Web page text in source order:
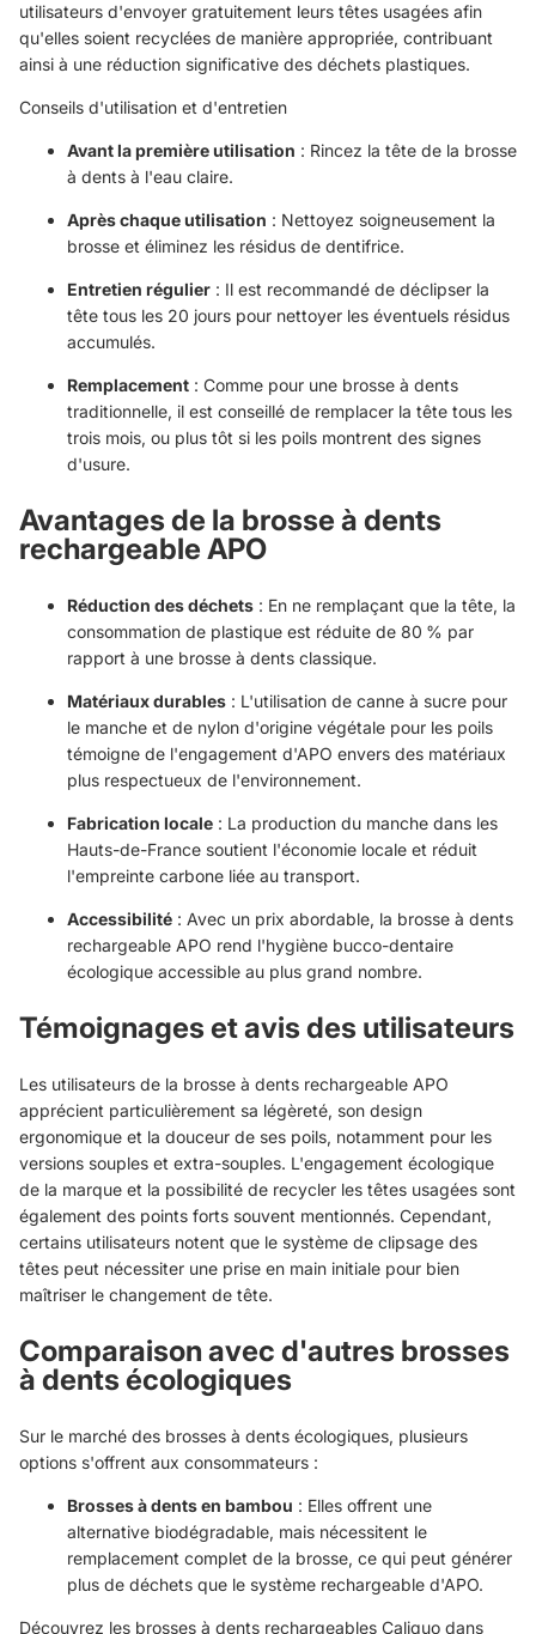
utilisateurs d'envoyer gratuitement leurs têtes usagées afin
qu'elles soient recyclées de manière appropriée, contribuant
ainsi à une réduction significative des déchets plastiques.
Conseils d'utilisation et d'entretien
Avant la première utilisation : Rincez la tête de la brosse
à dents à l'eau claire.
Après chaque utilisation : Nettoyez soigneusement la
brosse et éliminez les résidus de dentifrice.
Entretien régulier : Il est recommandé de déclipser la
tête tous les 20 jours pour nettoyer les éventuels résidus
accumulés.
Remplacement : Comme pour une brosse à dents
traditionnelle, il est conseillé de remplacer la tête tous les
trois mois, ou plus tôt si les poils montrent des signes
d'usure.
Avantages de la brosse à dents
rechargeable APO
Réduction des déchets : En ne remplaçant que la tête, la
consommation de plastique est réduite de 80 % par
rapport à une brosse à dents classique.
Matériaux durables : L'utilisation de canne à sucre pour
le manche et de nylon d'origine végétale pour les poils
témoigne de l'engagement d'APO envers des matériaux
plus respectueux de l'environnement.
Fabrication locale : La production du manche dans les
Hauts-de-France soutient l'économie locale et réduit
l'empreinte carbone liée au transport.
Accessibilité : Avec un prix abordable, la brosse à dents
rechargeable APO rend l'hygiène bucco-dentaire
écologique accessible au plus grand nombre.
Témoignages et avis des utilisateurs
Les utilisateurs de la brosse à dents rechargeable APO
apprécient particulièrement sa légèreté, son design
ergonomique et la douceur de ses poils, notamment pour les
versions souples et extra-souples. L'engagement écologique
de la marque et la possibilité de recycler les têtes usagées sont
également des points forts souvent mentionnés. Cependant,
certains utilisateurs notent que le système de clipsage des
têtes peut nécessiter une prise en main initiale pour bien
maîtriser le changement de tête.
Comparaison avec d'autres brosses
à dents écologiques
Sur le marché des brosses à dents écologiques, plusieurs
options s'offrent aux consommateurs :
Brosses à dents en bambou : Elles offrent une
alternative biodégradable, mais nécessitent le
remplacement complet de la brosse, ce qui peut générer
plus de déchets que le système rechargeable d'APO.
Découvrez les brosses à dents rechargeables Caliquo dans